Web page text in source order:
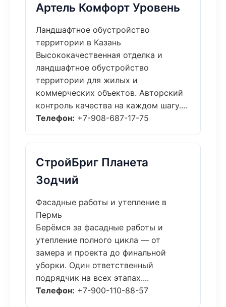
Артель Комфорт Уровень
Ландшафтное обустройство
территории в Казань
Высококачественная отделка и
ландшафтное обустройство
территории для жилых и
коммерческих объектов. Авторский
контроль качества на каждом шагу....
Телефон: +7-908-687-17-75
СтройБриг Планета
Зодчий
Фасадные работы и утепление в
Пермь
Берёмся за фасадные работы и
утепление полного цикла — от
замера и проекта до финальной
уборки. Один ответственный
подрядчик на всех этапах....
Телефон: +7-900-110-88-57